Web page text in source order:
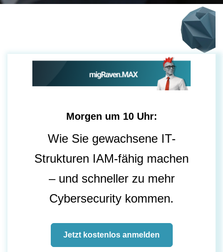
Morgen um 10 Uhr:
Wie Sie gewachsene IT-
Strukturen IAM-fähig machen
– und schneller zu mehr
Cybersecurity kommen.
Jetzt kostenlos anmelden